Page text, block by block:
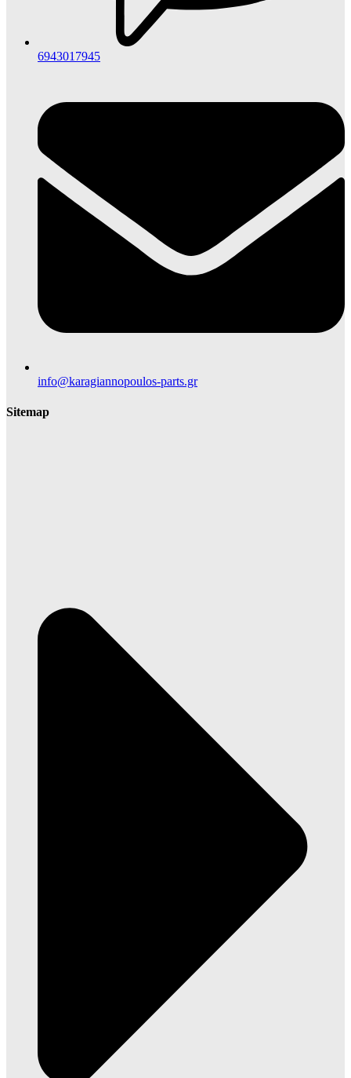
6943017945
info@karagiannopoulos-parts.gr
Sitemap